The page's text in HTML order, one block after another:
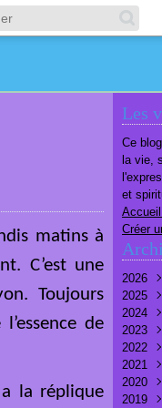
matins à
C’est une
Toujours
de
la réplique
Les
Ce
la vie,
et
Créer
2026
Août
Juin
Mai
Avril
Mars
2025
Août
2024
Août
2023
2022
Août
2021
2020
2019